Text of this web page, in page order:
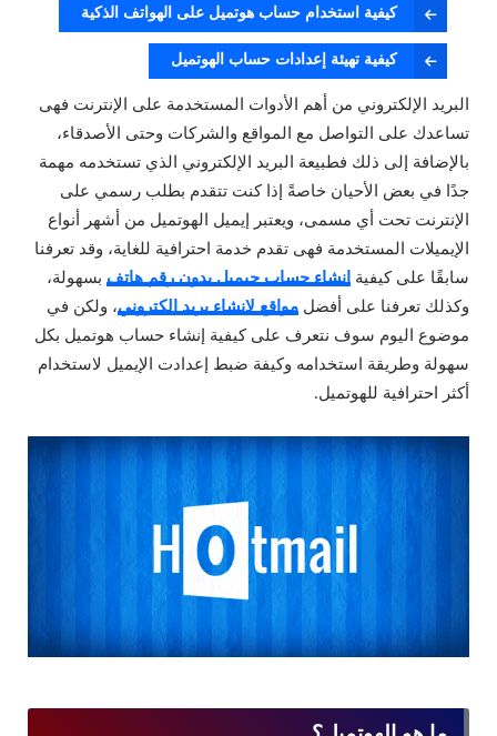
كيفية استخدام حساب هوتميل على الهواتف الذكية
كيفية تهيئة إعدادات حساب الهوتميل
البريد الإلكتروني من أهم الأدوات المستخدمة على الإنترنت فهى
تساعدك على التواصل مع المواقع والشركات وحتى الأصدقاء،
بالإضافة إلى ذلك فطبيعة البريد الإلكتروني الذي تستخدمه مهمة
جدًا في بعض الأحيان خاصةً إذا كنت تتقدم بطلب رسمي على
الإنترنت تحت أي مسمى، ويعتبر إيميل الهوتميل من أشهر أنواع
الإيميلات المستخدمة فهى تقدم خدمة احترافية للغاية، وقد تعرفنا
سابقًا على كيفية إنشاء حساب جيميل بدون رقم هاتف بسهولة،
وكذلك تعرفنا على أفضل مواقع لإنشاء بريد إلكتروني، ولكن في
موضوع اليوم سوف نتعرف على كيفية إنشاء حساب هوتميل بكل
سهولة وطريقة استخدامه وكيفة ضبط إعدادت الإيميل لاستخدام
أكثر احترافية للهوتميل.